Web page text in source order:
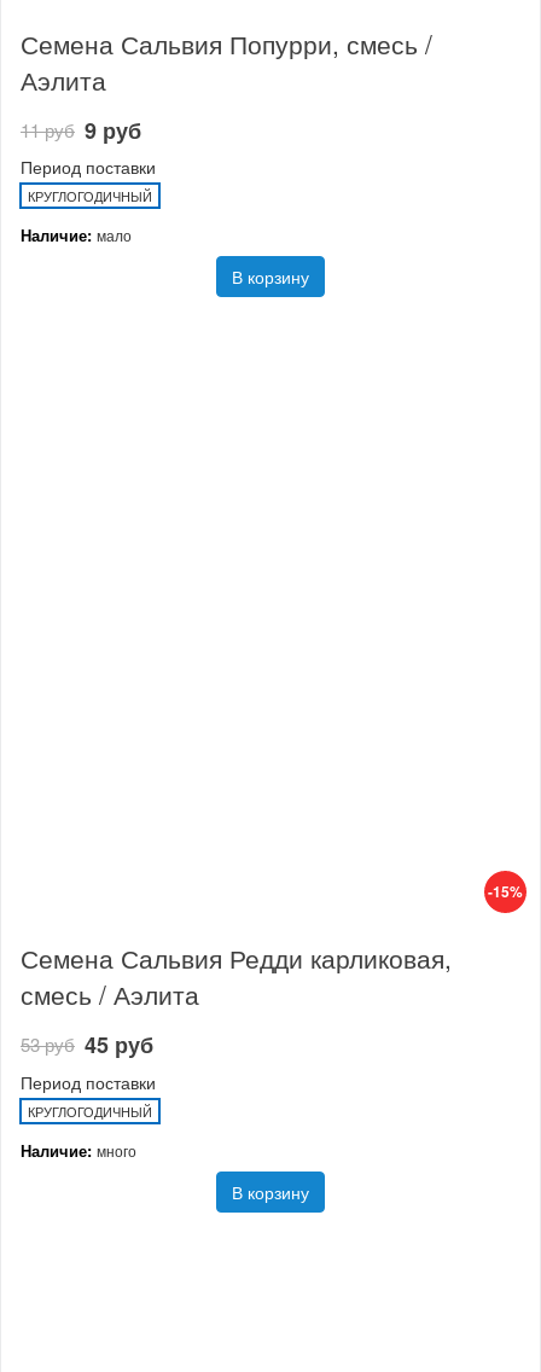
Семена Сальвия Попурри, смесь /
Аэлита
11 руб 9 руб
Период поставки
КРУГЛОГОДИЧНЫЙ
Наличие: мало
В корзину
-15%
Семена Сальвия Редди карликовая,
смесь / Аэлита
53 руб 45 руб
Период поставки
КРУГЛОГОДИЧНЫЙ
Наличие: много
В корзину